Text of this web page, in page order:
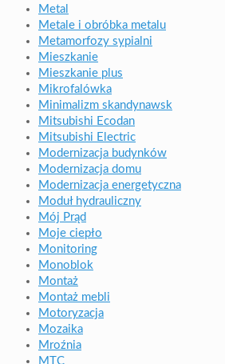
Metal
Metale i obróbka metalu
Metamorfozy sypialni
Mieszkanie
Mieszkanie plus
Mikrofalówka
Minimalizm skandynawsk
Mitsubishi Ecodan
Mitsubishi Electric
Modernizacja budynków
Modernizacja domu
Modernizacja energetyczna
Moduł hydrauliczny
Mój Prąd
Moje ciepło
Monitoring
Monoblok
Montaż
Montaż mebli
Motoryzacja
Mozaika
Mroźnia
MTC